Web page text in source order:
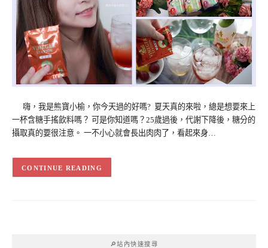
嗨，我是熊寶小榆，你今天過的好嗎? 夏天​真的​​來啦，總是想要來上
一杯含糖手搖飲料嗎？ 可是你知道嗎？25歲過後，代謝下降後，糖分的
攝取真的要很注意。 一不小心就會長出肉肉了，看起來身…
CONTINUE READING
🔎站內快速搜尋